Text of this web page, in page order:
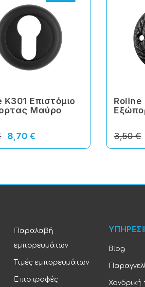
Κ301 Επιστόμιο
Μαύρο
8,70 €
Roline
3,50 €
Παραλαβή
εμπορευμάτων
Τιμές εμπορευμάτων
Επιστροφές
Blog